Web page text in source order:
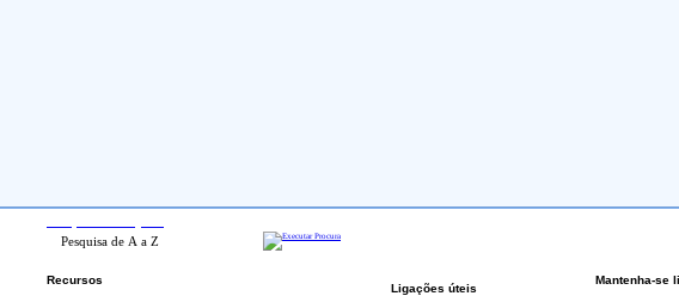
Recursos
Ligações úteis
Mantenha-se